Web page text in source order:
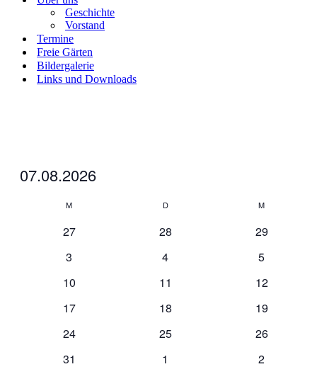
Geschichte
Vorstand
Termine
Freie Gärten
Bildergalerie
Links und Downloads
Veranstaltungen
07.08.2026
Kalender
M DDienstag M
0
27
0
28
0
29
0
3
0
4
0
5
0
10
0
11
0
12
0
17
0
18
0
19
0
24
0
25
0
26
0
31
0
1
0
2